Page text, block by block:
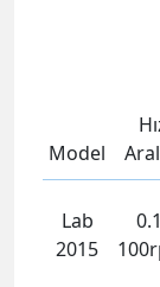
Model
Lab
2015